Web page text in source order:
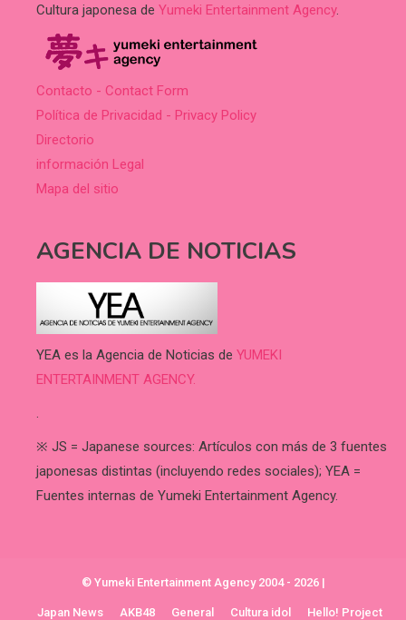
Cultura japonesa de Yumeki Entertainment Agency.
Contacto - Contact Form
Política de Privacidad - Privacy Policy
Directorio
información Legal
Mapa del sitio
AGENCIA DE NOTICIAS
YEA es la Agencia de Noticias de YUMEKI
ENTERTAINMENT AGENCY.
.
※ JS = Japanese sources: Artículos con más de 3 fuentes
japonesas distintas (incluyendo redes sociales); YEA =
Fuentes internas de Yumeki Entertainment Agency.
© Yumeki Entertainment Agency 2004 - 2026 |
Japan News AKB48 General Cultura idol Hello! Project